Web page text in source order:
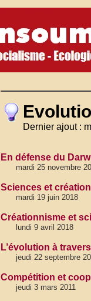
Dernier ajout :
En défense du
mardi 25 novembre
Sciences et
mardi 19 juin 2018
Créationnisme et
lundi 9 avril 2018
L’évolution à
jeudi 22 septembre
Compétition et
jeudi 3 mars 2011